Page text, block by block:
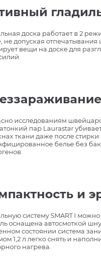
доска работает в 2
не допуская
вещи на доске для
исследованиям
пар Laurastar
ткани даже после стирки
белье без
и
систему SMART I
оснащена автосмоткой
состоянии система
1,2 л легко снять и
нагрева.